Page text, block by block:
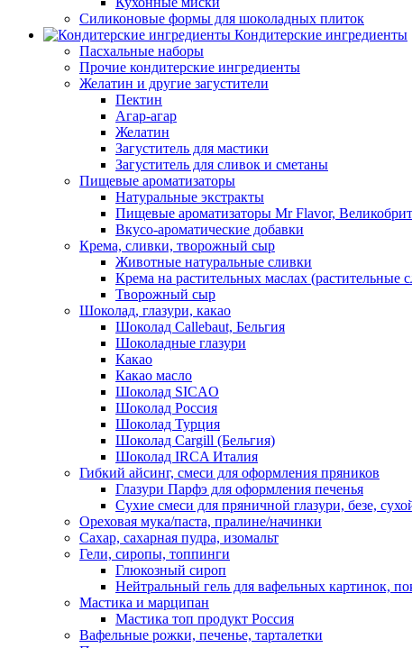
Силиконовые формы для шоколадных плиток
Кондитерские ингредиенты
Пасхальные наборы
Прочие кондитерские ингредиенты
Желатин и другие загустители
Пектин
Агар-агар
Желатин
Загуститель для мастики
Загуститель для сливок и сметаны
Пищевые ароматизаторы
Натуральные экстракты
Пищевые ароматизаторы Mr Flavor,
Вкусо-ароматические добавки
Крема, сливки, творожный сыр
Животные натуральные сливки
Крема на растительных маслах (растительные
Творожный сыр
Шоколад, глазури, какао
Шоколад Callebaut, Бельгия
Шоколадные глазури
Какао
Какао масло
Шоколад SICAO
Шоколад Россия
Шоколад Турция
Шоколад Cargill (Бельгия)
Шоколад IRCA Италия
Гибкий айсинг, смеси для оформления пряников
Глазури Парфэ для оформления печенья
Сухие смеси для пряничной глазури, безе,
Ореховая мука/паста, пралине/начинки
Сахар, сахарная пудра, изомальт
Гели, сиропы, топпинги
Глюкозный сироп
Нейтральный гель для вафельных картинок,
Мастика и марципан
Мастика топ продукт Россия
Вафельные рожки, печенье, тарталетки